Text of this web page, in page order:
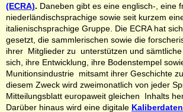
(ECRA). Daneben gibt es eine englisch-, eine
niederländischsprachige sowie seit kurzem
italienischsprachige Gruppe. Die ECRA hat
gesetzt, die sammlerischen sowie die
ihrer Mitglieder zu unterstützen und
sich, ihre Entwicklung, ihre Bodenstempel
Munitionsindustrie mitsamt ihrer Geschichte
diesem Zweck wird zweimonatlich von jeder
Mitteilungsblatt europaweit gleichen Inhalts
Darüber hinaus wird eine digitale